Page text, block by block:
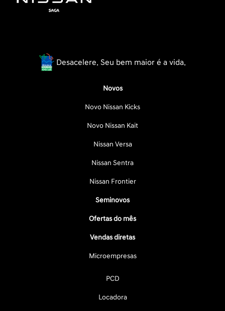
Desacelere. Seu bem maior é a vida.
Novos
Novo Nissan Kicks
Novo Nissan Kait
Nissan Versa
Nissan Sentra
Nissan Frontier
Seminovos
Ofertas do mês
Vendas diretas
Microempresas
PCD
Locadora